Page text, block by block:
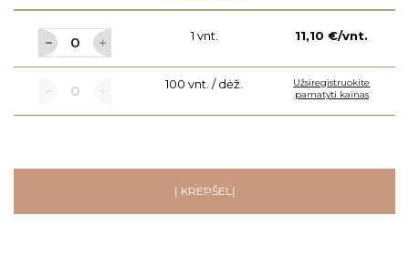
1 vnt. 11,10 €/vnt.
100 vnt. / dėž.
Užsiregistruokite
pamatyti kainas
Į KREPŠELĮ